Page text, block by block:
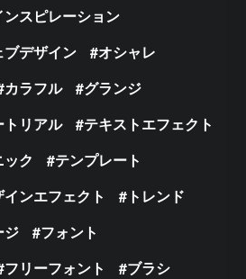
ンスピレーション
ブデザイン
オシャレ
カラフル
グランジ
トリアル
テキストエフェクト
ク
テンプレート
インエフェクト
トレンド
ジ
フォント
フリーフォント
ブラシ